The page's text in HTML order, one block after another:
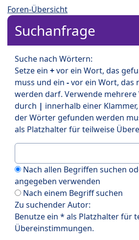
Foren-Übersicht
Suchanfrage
Suche nach Wörtern:
Setze ein +vor ein Wort, das
muss und ein -vor ein Wort, das
werden darf. Verwende
durch | innerhalb einer
der Wörter gefunden werden
als Platzhalter für teilweise
Nach allen Begriffen suchen
angegeben verwenden
Nach einem Begriff suchen
Zu suchender Autor:
Benutze ein * als Platzhalter für
Übereinstimmungen.